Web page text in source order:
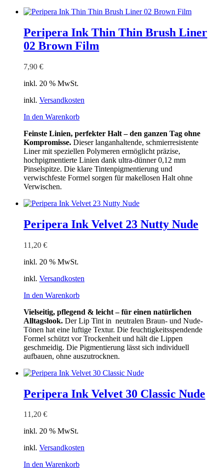
Peripera Ink Thin Thin Brush Liner
02 Brown Film
7,90 €
inkl. 20 % MwSt.
inkl. Versandkosten
In den Warenkorb
Feinste Linien, perfekter Halt – den ganzen Tag ohne
Kompromisse. Dieser langanhaltende, schmierresistente
Liner mit speziellen Polymeren ermöglicht präzise,
hochpigmentierte Linien dank ultra-dünner 0,12 mm
Pinselspitze. Die klare Tintenpigmentierung und
verwischfeste Formel sorgen für makellosen Halt ohne
Verwischen.
Peripera Ink Velvet 23 Nutty Nude
11,20 €
inkl. 20 % MwSt.
inkl. Versandkosten
In den Warenkorb
Vielseitig, pflegend & leicht – für einen natürlichen
Alltagslook. Der Lip Tint in neutralen Braun- und Nude-
Tönen hat eine luftige Textur. Die feuchtigkeitsspendende
Formel schützt vor Trockenheit und hält die Lippen
geschmeidig. Die Pigmentierung lässt sich individuell
aufbauen, ohne auszutrocknen.
Peripera Ink Velvet 30 Classic Nude
11,20 €
inkl. 20 % MwSt.
inkl. Versandkosten
In den Warenkorb